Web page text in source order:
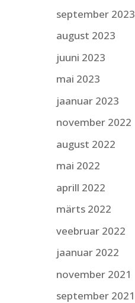
september 2023
august 2023
juuni 2023
mai 2023
jaanuar 2023
november 2022
august 2022
mai 2022
aprill 2022
märts 2022
veebruar 2022
jaanuar 2022
november 2021
september 2021